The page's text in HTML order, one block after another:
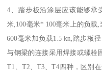
4、踏步板沿涂层应该能够承
米,100毫米* 100毫米上的负载
600毫米加负载1.5 kn,踏步板
与钢梁的连接采用焊接或螺栓
T1、T2、T3、T4四种，区别